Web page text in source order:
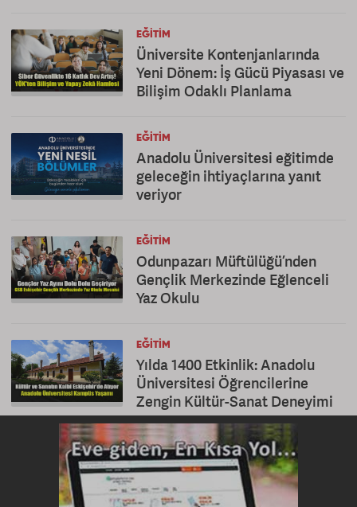
EĞITIM
Üniversite Kontenjanlarında
Yeni Dönem: İş Gücü Piyasası ve
Bilişim Odaklı Planlama
EĞITIM
Anadolu Üniversitesi eğitimde
geleceğin ihtiyaçlarına yanıt
veriyor
EĞITIM
Odunpazarı Müftülüğü’nden
Gençlik Merkezinde Eğlenceli
Yaz Okulu
EĞITIM
Yılda 1400 Etkinlik: Anadolu
Üniversitesi Öğrencilerine
Zengin Kültür-Sanat Deneyimi